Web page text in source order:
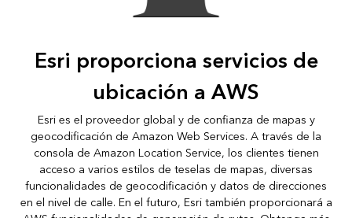
Esri proporciona servicios de
ubicación a AWS
Esri es el proveedor global y de confianza de mapas y
geocodificación de Amazon Web Services. A través de la
consola de Amazon Location Service, los clientes tienen
acceso a varios estilos de teselas de mapas, diversas
funcionalidades de geocodificación y datos de direcciones
en el nivel de calle. En el futuro, Esri también proporcionará a